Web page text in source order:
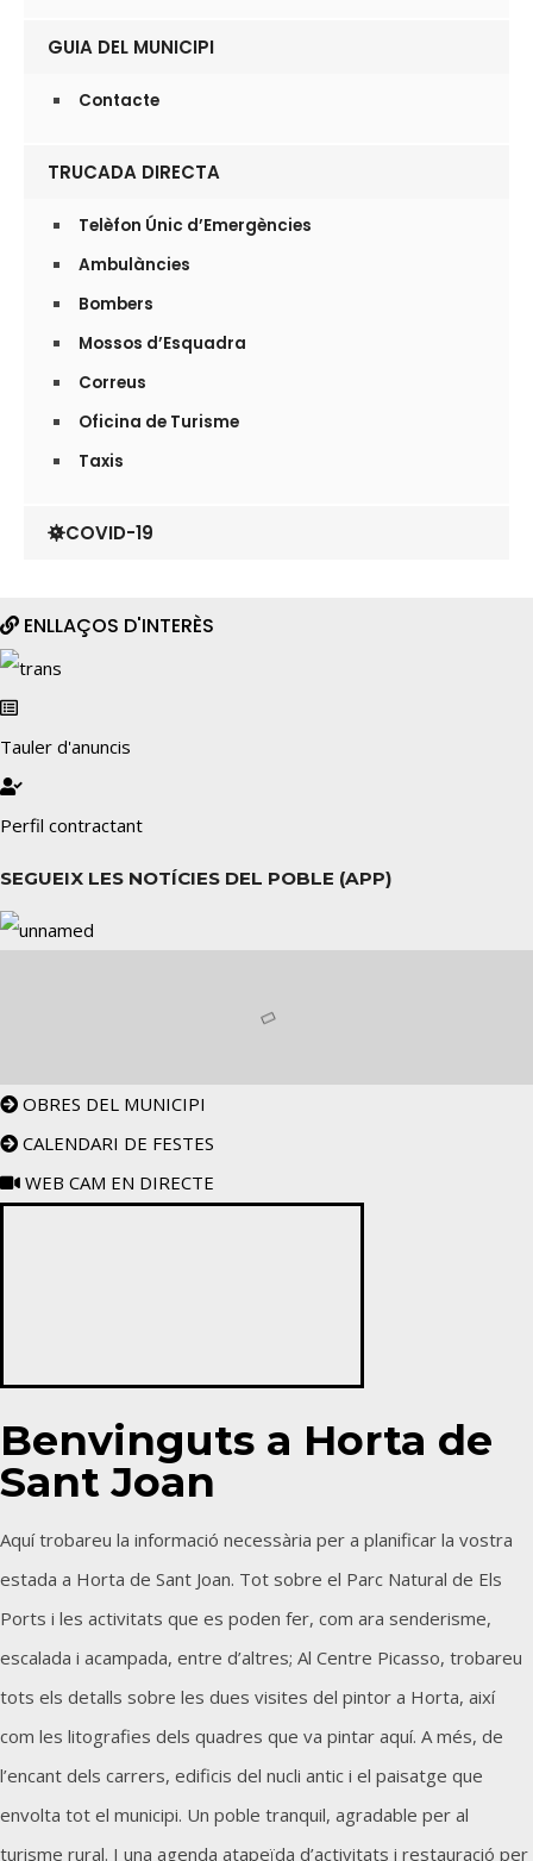
GUIA DEL MUNICIPI
Contacte
TRUCADA DIRECTA
Telèfon Únic d’Emergències
Ambulàncies
Bombers
Mossos d’Esquadra
Correus
Oficina de Turisme
Taxis
COVID-19
ENLLAÇOS D'INTERÈS
Tauler d'anuncis
Perfil contractant
SEGUEIX LES NOTÍCIES DEL POBLE (APP)
OBRES DEL MUNICIPI
CALENDARI DE FESTES
WEB CAM EN DIRECTE
Benvinguts a Horta de
Sant Joan
Aquí trobareu la informació necessària per a planificar la vostra
estada a Horta de Sant Joan. Tot sobre el Parc Natural de Els
Ports i les activitats que es poden fer, com ara senderisme,
escalada i acampada, entre d’altres; Al Centre Picasso, trobareu
tots els detalls sobre les dues visites del pintor a Horta, així
com les litografies dels quadres que va pintar aquí. A més, de
l’encant dels carrers, edificis del nucli antic i el paisatge que
envolta tot el municipi. Un poble tranquil, agradable per al
turisme rural. I una agenda atapeïda d’activitats i restauració per